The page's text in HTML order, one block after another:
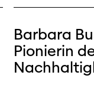
Barbara
Pionierin